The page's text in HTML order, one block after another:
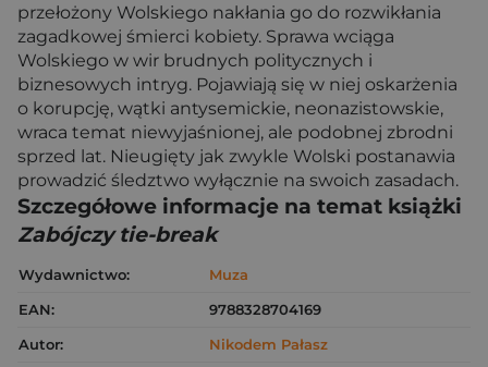
przełożony Wolskiego nakłania go do rozwikłania
zagadkowej śmierci kobiety. Sprawa wciąga
Wolskiego w wir brudnych politycznych i
biznesowych intryg. Pojawiają się w niej oskarżenia
o korupcję, wątki antysemickie, neonazistowskie,
wraca temat niewyjaśnionej, ale podobnej zbrodni
sprzed lat. Nieugięty jak zwykle Wolski postanawia
prowadzić śledztwo wyłącznie na swoich zasadach.
Szczegółowe informacje na temat książki
Zabójczy tie-break
Wydawnictwo:
Muza
EAN:
9788328704169
Autor:
Nikodem Pałasz